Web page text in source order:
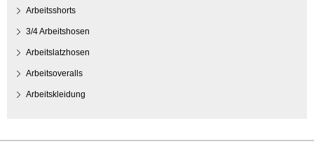
Arbeitsshorts
3/4 Arbeitshosen
Arbeitslatzhosen
Arbeitsoveralls
Arbeitskleidung